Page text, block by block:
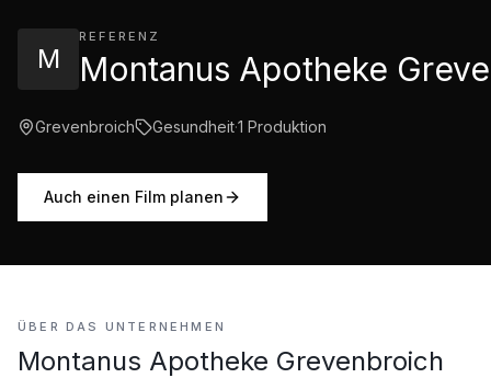
M
REFERENZ
Montanus Apotheke
Grevenbroich Gesundheit·1 Produktion
Auch einen Film planen
ÜBER DAS UNTERNEHMEN
Montanus Apotheke Grevenbroich